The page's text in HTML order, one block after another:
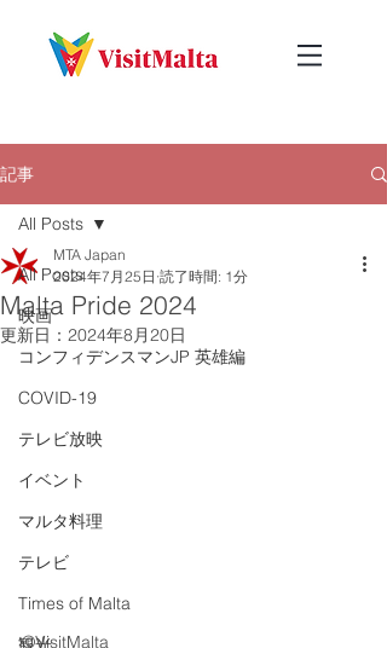
記事
All Posts
映画
コンフィデンスマンJP 英雄編
COVID-19
テレビ放映
イベント
マルタ料理
テレビ
Times of Malta
All Posts
Malta Pride 2024
MTA Japan
2024年7月25日 読了時間: 1分
更新日： 2024年8月20日
©VisitMalta